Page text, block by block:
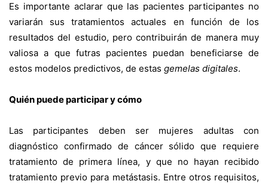
Es importante aclarar que las pacientes participantes no
variarán sus tratamientos actuales en función de los
resultados del estudio, pero contribuirán de manera muy
valiosa a que futras pacientes puedan beneficiarse de
estos modelos predictivos, de estas gemelas digitales.
Quién puede participar y cómo
Las participantes deben ser mujeres adultas con
diagnóstico confirmado de cáncer sólido que requiere
tratamiento de primera línea, y que no hayan recibido
tratamiento previo para metástasis. Entre otros requisitos,